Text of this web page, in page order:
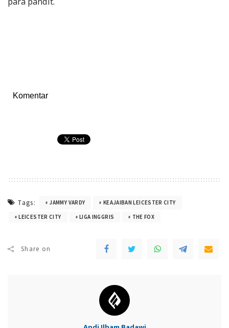
Komentar
Tags: JAMMY VARDY
KEAJAIBAN LEICESTER CITY
LEICESTER CITY
LIGA INGGRIS THE FOX
Share on